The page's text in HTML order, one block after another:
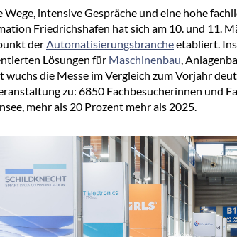
Wege, intensive Gespräche und eine hohe
Friedrichshafen hat sich am 10. und 11.
derAutomatisierungsbrancheetabliert.
Lösungen für Maschinenbau,
wuchs die Messe im Vergleich zum Vorjahr
zu: 6850 Fachbesucherinnen und
mehr als 20 Prozent mehr als 2025.